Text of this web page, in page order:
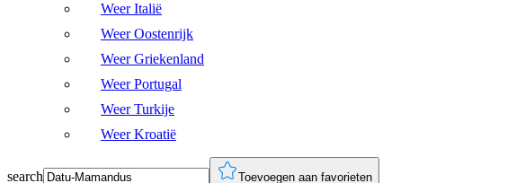
Weer Italië
Weer Oostenrijk
Weer Griekenland
Weer Portugal
Weer Turkije
Weer Kroatië
search Toevoegen aan favorieten